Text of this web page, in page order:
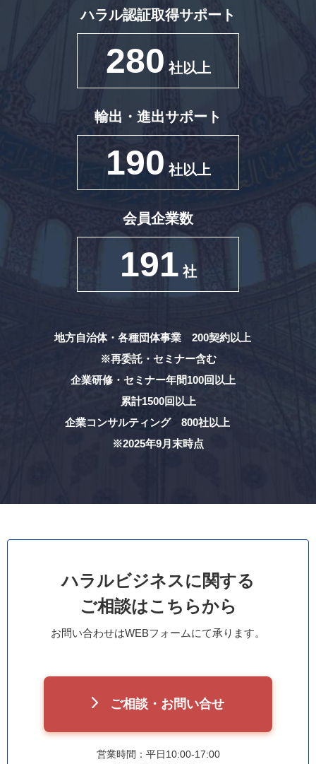
ハラル認証取得サポート
280 社以上
輸出・進出サポート
190 社以上
会員企業数
191 社
地方自治体・各種団体事業 200契約以上
※再委託・セミナー含む
企業研修・セミナー年間100回以上
累計1500回以上
企業コンサルティング 800社以上
※2025年9月末時点
ハラルビジネスに関する
ご相談はこちらから
お問い合わせはWEBフォームにて承ります。
ご相談・お問い合せ
営業時間：平日10:00-17:00